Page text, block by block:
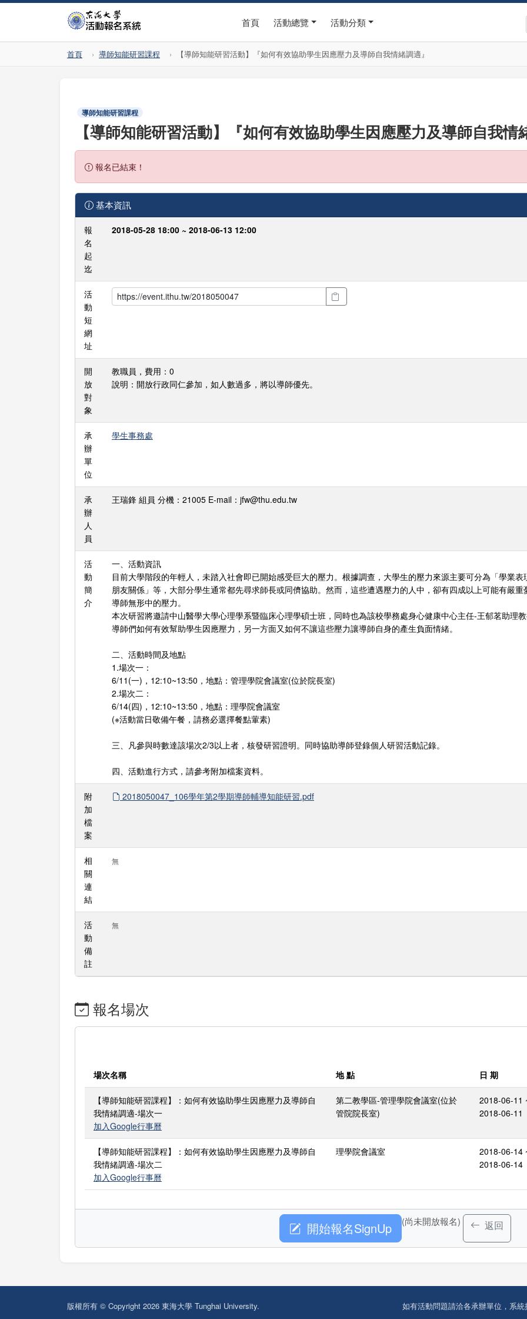
首頁 活動總覽 活動分類
首頁 導師知能研習課程 【導師知能研習活動】『如何有效協助學生因應壓力及導師自我情緒調適』
導師知能研習課程
【導師知能研習活動】『如何有效協助學生因應壓力及導師自我情
報名已結束！
基本資訊
報
名
起
迄
2018-05-28 18:00 ~ 2018-06-13 12:00
活
動
短
網
址
開
放
對
象
教職員，費用：0
說明：開放行政同仁參加，如人數過多，將以導師優先。
承
辦
單
位
學生事務處
承
辦
人
員
王瑞鋒 組員 分機：21005 E-mail：jfw@thu.edu.tw
活
動
簡
介
一、活動資訊
目前大學階段的年輕人，未踏入社會即已開始感受巨大的壓力。根據調查，大學生的壓力來源主要可分為「學業
朋友關係」等，大部分學生通常都先尋求師長或同儕協助。然而，這些遭遇壓力的人中，卻有四成以上可能有嚴
導師無形中的壓力。
本次研習將邀請中山醫學大學心理學系暨臨床心理學碩士班，同時也為該校學務處身心健康中心主任-王郁茗助理
導師們如何有效幫助學生因應壓力，另一方面又如何不讓這些壓力讓導師自身的產生負面情緒。
二、活動時間及地點
1.場次一：
6/11(一)，12:10~13:50，地點：管理學院會議室(位於院長室)
2.場次二：
6/14(四)，12:10~13:50，地點：理學院會議室
(※活動當日敬備午餐，請務必選擇餐點葷素)
三、凡參與時數達該場次2/3以上者，核發研習證明。同時協助導師登錄個人研習活動記錄。
四、活動進行方式，請參考附加檔案資料。
附
加
檔
案
2018050047_106學年第2學期導師輔導知能研習.pdf
相
關
連
結
無
活
動
備
註
無
報名場次
場次名稱 地 點 日 期
【導師知能研習課程】：如何有效協助學生因應壓力及導師自
我情緒調適-場次一
加入Google行事曆
第二教學區-管理學院會議室(位於
管院院長室)
2018-06-11
2018-06-11
【導師知能研習課程】：如何有效協助學生因應壓力及導師自
我情緒調適-場次二
加入Google行事曆
理學院會議室
2018-06-14
2018-06-14
開始報名SignUp (尚未開放報名) 返回
版權所有 © Copyright 2026 東海大學 Tunghai University. 如有活動問題請洽各承辦單位，系